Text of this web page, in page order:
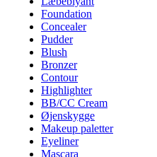
Foundation
Concealer
Pudder
Blush
Bronzer
Contour
Highlighter
BB/CC Cream
Øjenskygge
Makeup paletter
Eyeliner
Mascara